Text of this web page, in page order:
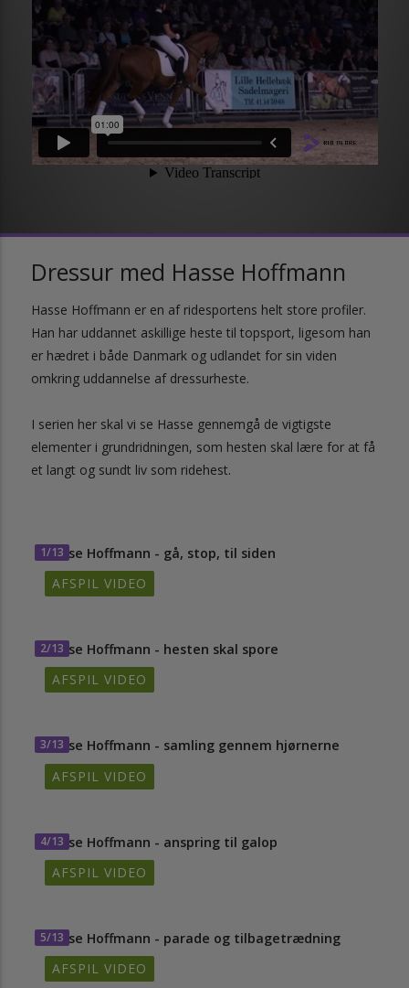
Dressur med Hasse Hoffmann
Hasse Hoffmann er en af ridesportens helt store profiler.
Han har uddannet askillige heste til topsport, ligesom han
er hædret i både Danmark og udlandet for sin viden
omkring uddannelse af dressurheste.
I serien her skal vi se Hasse gennemgå de vigtigste
elementer i grundridningen, som hesten skal lære for at få
et langt og sundt liv som ridehest.
1/13
Hasse Hoffmann - gå, stop, til siden
AFSPIL VIDEO
2/13
Hasse Hoffmann - hesten skal spore
AFSPIL VIDEO
3/13
Hasse Hoffmann - samling gennem hjørnerne
AFSPIL VIDEO
4/13
Hasse Hoffmann - anspring til galop
AFSPIL VIDEO
5/13
Hasse Hoffmann - parade og tilbagetrædning
AFSPIL VIDEO